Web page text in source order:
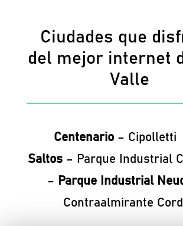
Ciudades que
del mejor internet
Valle
Centenario –
Saltos – Parque Industrial
– Parque Industrial
Contraalmirante